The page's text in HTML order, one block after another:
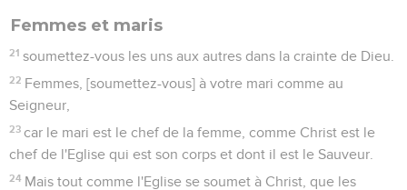
Femmes et maris
21 soumettez-vous les uns aux autres dans la crainte de Dieu.
22 Femmes, [soumettez-vous] à votre mari comme au
Seigneur,
23 car le mari est le chef de la femme, comme Christ est le
chef de l'Eglise qui est son corps et dont il est le Sauveur.
24 Mais tout comme l'Eglise se soumet à Christ, que les